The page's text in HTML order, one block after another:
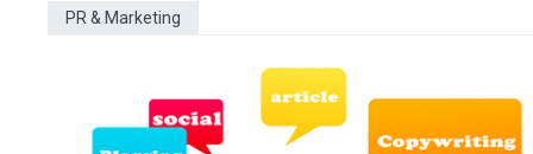
PR & Marketing